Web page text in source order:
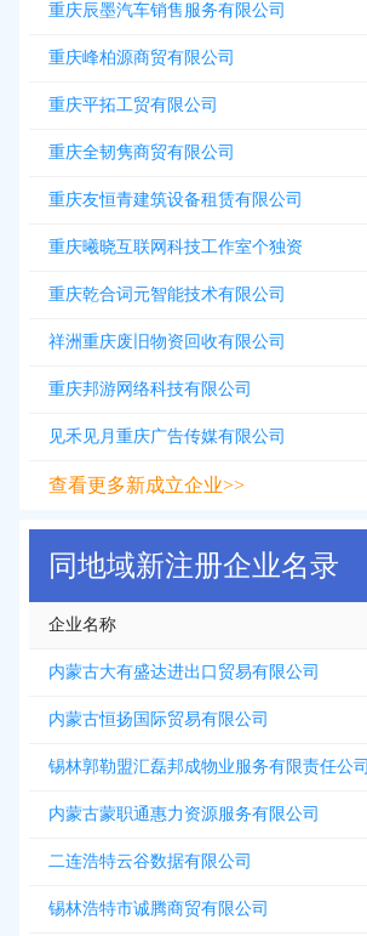
重庆辰墨汽车销售服务有限公司
重庆峰柏源商贸有限公司
重庆平拓工贸有限公司
重庆全韧隽商贸有限公司
重庆友恒青建筑设备租赁有限公司
重庆曦晓互联网科技工作室个独资
重庆乾合词元智能技术有限公司
祥洲重庆废旧物资回收有限公司
重庆邦游网络科技有限公司
见禾见月重庆广告传媒有限公司
查看更多新成立企业>>
同地域新注册企业名录
企业名称
内蒙古大有盛达进出口贸易有限公司
内蒙古恒扬国际贸易有限公司
锡林郭勒盟汇磊邦成物业服务有限责任公司
内蒙古蒙职通惠力资源服务有限公司
二连浩特云谷数据有限公司
锡林浩特市诚腾商贸有限公司